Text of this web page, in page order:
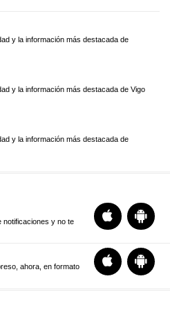
y la información más destacada de
y la información más destacada de Vigo
y la información más destacada de
notificaciones y no te
ahora, en formato